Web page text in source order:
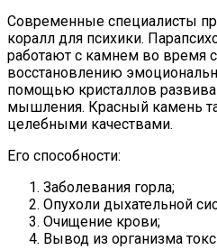
Современные специалисты
коралл для психики.
работают с камнем во время
восстановлению
помощью кристаллов
мышления. Красный камень
целебными качествами.
Его способности:
Заболевания горла;
Опухоли дыхательной
Очищение крови;
Вывод из организма